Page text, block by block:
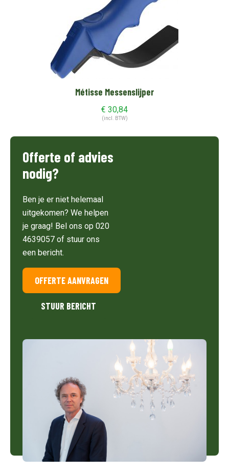
Métisse Messenslijper
€ 30,84
(incl. BTW)
Offerte of advies
nodig?
Ben je er niet helemaal
uitgekomen? We helpen
je graag! Bel ons op 020
4639057 of stuur ons
een bericht.
OFFERTE AANVRAGEN
STUUR BERICHT